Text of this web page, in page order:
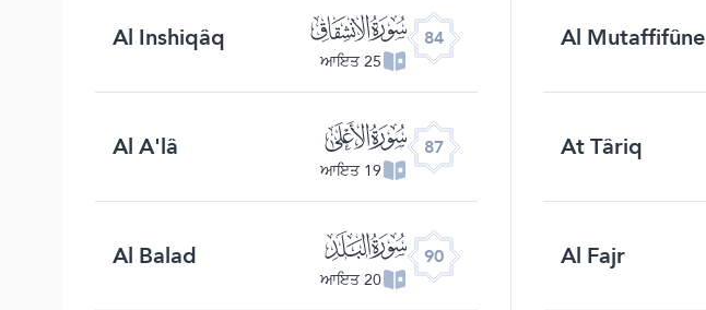
Al Mutaffifûne
84 ﰁ
25 ਆਇਤ
Al Inshiqâq
At Târiq
87 ﰄ
19 ਆਇਤ
Al A'lâ
Al Fajr
90 ﰇ
20 ਆਇਤ
Al Balad